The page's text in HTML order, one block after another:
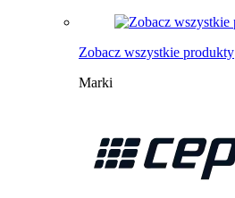
Zobacz wszystkie produkty
Marki